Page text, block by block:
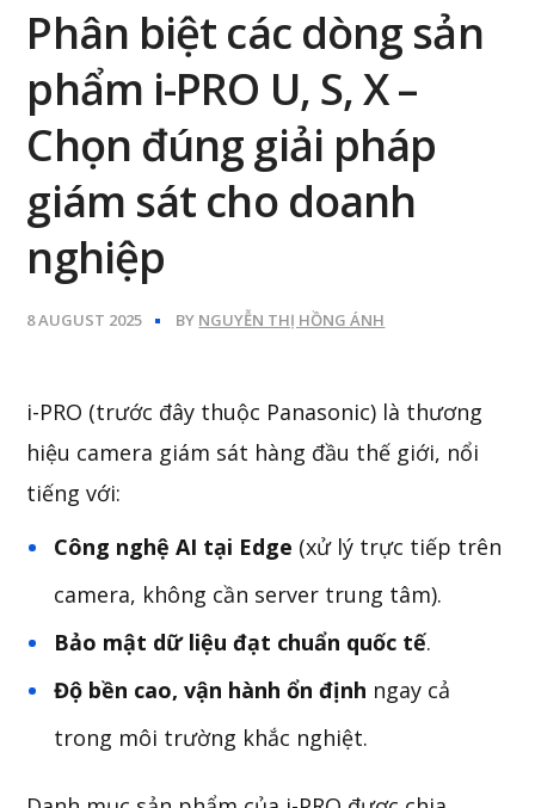
Phân biệt các dòng sản
phẩm i-PRO U, S, X –
Chọn đúng giải pháp
giám sát cho doanh
nghiệp
8 AUGUST 2025 BY NGUYỄN THỊ HỒNG ÁNH
i-PRO (trước đây thuộc Panasonic) là thương
hiệu camera giám sát hàng đầu thế giới, nổi
tiếng với:
Công nghệ AI tại Edge (xử lý trực tiếp trên
camera, không cần server trung tâm).
Bảo mật dữ liệu đạt chuẩn quốc tế.
Độ bền cao, vận hành ổn định ngay cả
trong môi trường khắc nghiệt.